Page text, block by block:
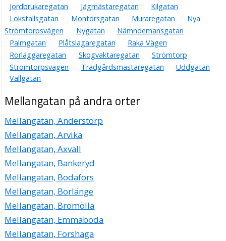
Jordbrukaregatan
Jägmästaregatan
Kilgatan
Lokstallsgatan
Montörsgatan Muraregatan
Nya
Strömtorpsvägen
Nygatan
Nämndemansgatan
Palmgatan
Plåtslagaregatan
Raka Vägen
Rörläggaregatan
Skogvaktaregatan
Strömtorp
Strömtorpsvägen
Trädgårdsmästaregatan
Uddgatan
Vallgatan
Mellangatan på andra orter
Mellangatan, Anderstorp
Mellangatan, Arvika
Mellangatan, Axvall
Mellangatan, Bankeryd
Mellangatan, Bodafors
Mellangatan, Borlänge
Mellangatan, Bromölla
Mellangatan, Emmaboda
Mellangatan, Forshaga